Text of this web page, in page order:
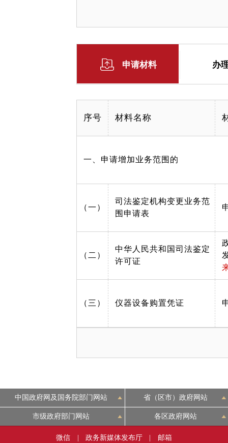
申请材料 办
序号 材料名称
一、申请增加业务范围的
（一）
司法鉴定机构变更业务范
围申请表
（二）
中华人民共和国司法鉴定
许可证
（三） 仪器设备购置凭证
中国政府网及国务院部门网站 省（区市）政府网站
市级政府部门网站 各区政府网站
微信 政务新媒体发布厅 邮箱